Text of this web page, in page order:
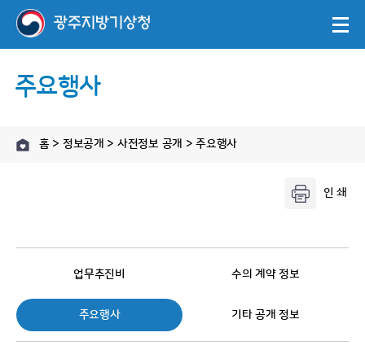
주요행사
홈 > 정보공개 > 사전정보 공개 > 주요행사
업무추진비 수의 계약 정보
주요행사 기타 공개 정보